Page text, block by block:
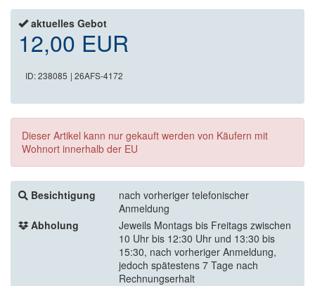
aktuelles Gebot
12,00 EUR
ID: 238085 | 26AFS-4172
Dieser Artikel kann nur gekauft werden von Käufern mit
Wohnort innerhalb der EU
Besichtigung
nach vorheriger telefonischer
Anmeldung
Abholung
Jeweils Montags bis Freitags zwischen
10 Uhr bis 12:30 Uhr und 13:30 bis
15:30, nach vorheriger Anmeldung,
jedoch spätestens 7 Tage nach
Rechnungserhalt